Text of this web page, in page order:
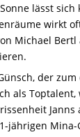
lässt sich
wirkt
Michael
der
als Toptalent,
Janns
jährigen